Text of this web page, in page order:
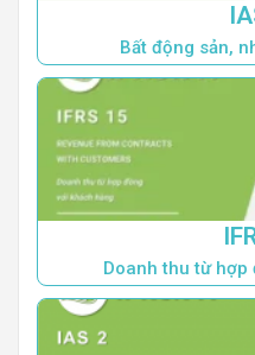
Bất động sản,
Doanh thu từ